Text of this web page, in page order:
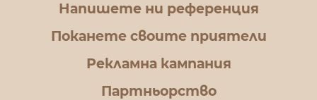
Напишете ни референция
Поканете своите приятели
Рекламна кампания
Партньорство